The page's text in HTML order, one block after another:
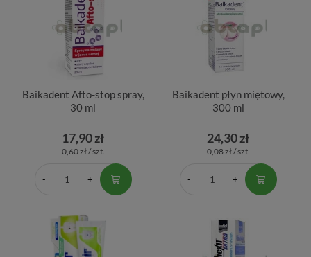
Baikadent Afto-stop spray,
30 ml
17,90 zł
0,60 zł / szt.
Baikadent płyn miętowy,
300 ml
24,30 zł
0,08 zł / szt.